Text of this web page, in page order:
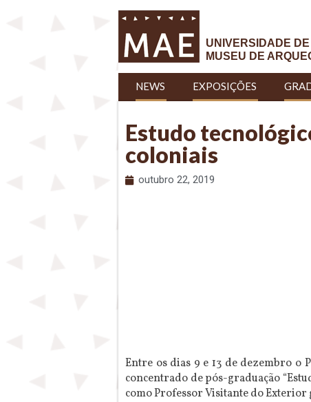
UNIVERSIDADE
MUSEU DE
NEWS EXPOSIÇÕES
Estudo
coloniais
outubro 22, 2019
Entre os dias 9 e 13 de dezembro
concentrado de pós-graduação
como Professor Visitante do Exterior